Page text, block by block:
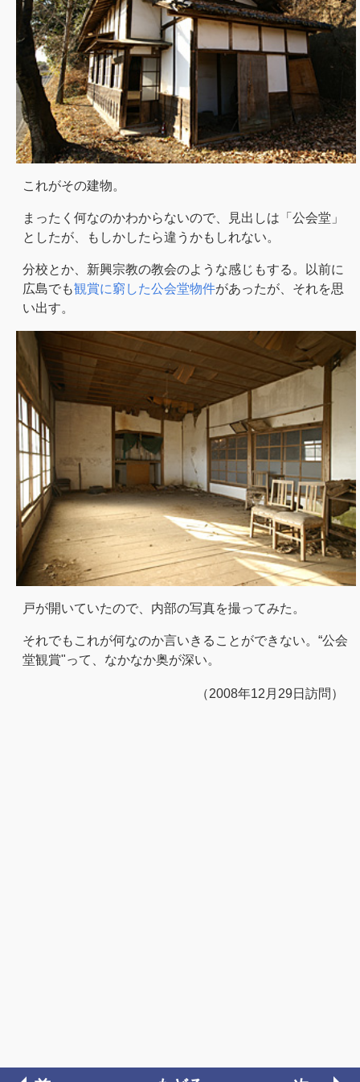
これがその建物。
まったく何なのかわからないので、見出しは「公会堂」
としたが、もしかしたら違うかもしれない。
分校とか、新興宗教の教会のような感じもする。以前に
広島でも観賞に窮した公会堂物件があったが、それを思
い出す。
戸が開いていたので、内部の写真を撮ってみた。
それでもこれが何なのか言いきることができない。“公会
堂観賞"って、なかなか奥が深い。
（2008年12月29日訪問）